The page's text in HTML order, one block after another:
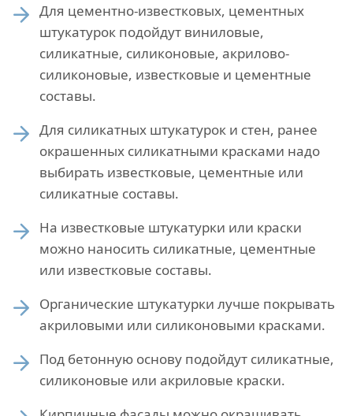
Для цементно-известковых, цементных
штукатурок подойдут виниловые,
силикатные, силиконовые, акрилово-
силиконовые, известковые и цементные
составы.
Для силикатных штукатурок и стен, ранее
окрашенных силикатными красками надо
выбирать известковые, цементные или
силикатные составы.
На известковые штукатурки или краски
можно наносить силикатные, цементные
или известковые составы.
Органические штукатурки лучше покрывать
акриловыми или силиконовыми красками.
Под бетонную основу подойдут силикатные,
силиконовые или акриловые краски.